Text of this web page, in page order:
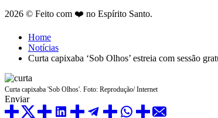
2026 © Feito com ❤️ no Espírito Santo.
Home
Notícias
Curta capixaba ‘Sob Olhos’ estreia com sessão
Curta capixaba 'Sob Olhos'. Foto: Reprodução/ Internet
Enviar